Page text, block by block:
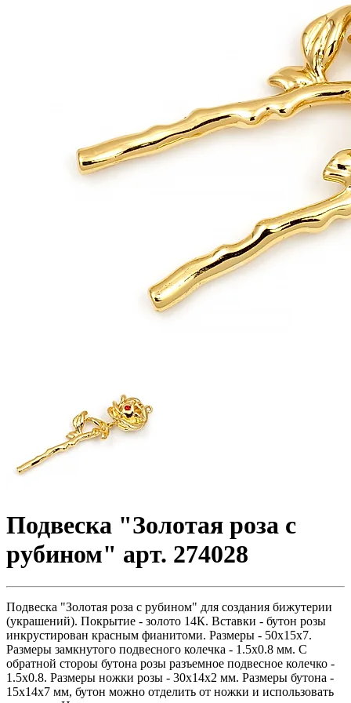
Подвеска "Золотая роза с
рубином" арт. 274028
Подвеска "Золотая роза с рубином" для создания бижутерии
(украшений). Покрытие - золото 14К. Вставки - бутон розы
инкрустирован красным фианитоми. Размеры - 50х15х7.
Размеры замкнутого подвесного колечка - 1.5х0.8 мм. С
обратной стороы бутона розы разъемное подвесное колечко -
1.5х0.8. Размеры ножки розы - 30х14х2 мм. Размеры бутона -
15х14х7 мм, бутон можно отделить от ножки и использовать